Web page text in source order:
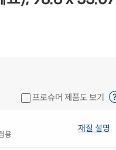
프로슈머 제품도 보기
용
재질 설명